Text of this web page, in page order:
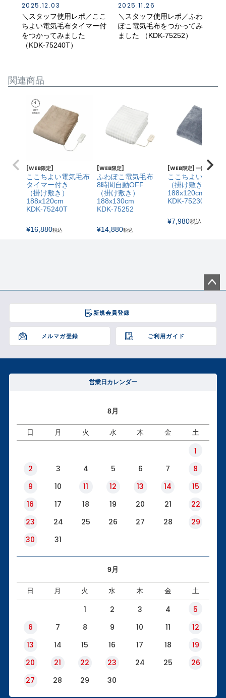
2025.12.03
＼スタッフ使用レポ／ここ
ちよい電気毛布タイマー付
をつかってみました
（KDK-75240T）
2025.11.26
＼スタッフ使用レポ／ふわ
ぽこ電気毛布をつかってみ
ました （KDK-75252）
関連商品
[WEB限定]
ここちよい電気毛布
タイマー付き
（掛け敷き）
188x120cm
KDK-75240T
¥16,880税込
[WEB限定]
ふわぽこ電気毛布
8時間自動OFF
（掛け敷き）
188x130cm
KDK-75252
¥14,880税込
[WEB限定] 一部SALE価
ここちよい電気毛
（掛け敷き）
188x120cm
KDK-75230
¥7,980税込
新規会員登録
メルマガ登録 ご利用ガイド
ジト
へ
営業日カレンダー
8月
日 月 火 水 木 金 土
1
2
3 4 5 6 7
8
9
10 11 12 13 14
15
16
17 18 19 20 21
22
23
24 25 26 27 28
29
30
31
9月
日 月 火 水 木 金 土
1 2 3 4
5
6
7 8 9 10 11
12
13
14 15 16 17 18
19
20
21 22 23 24 25
26
27
28 29 30